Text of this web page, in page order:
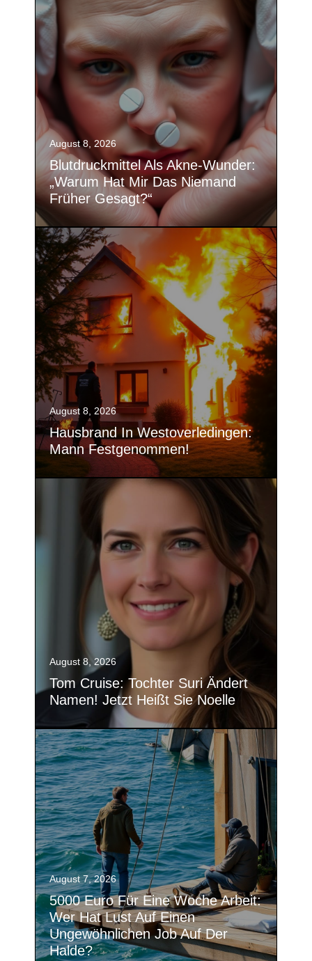
August 8, 2026
Blutdruckmittel Als Akne-Wunder:
„Warum Hat Mir Das Niemand
Früher Gesagt?“
August 8, 2026
Hausbrand In Westoverledingen:
Mann Festgenommen!
August 8, 2026
Tom Cruise: Tochter Suri Ändert
Namen! Jetzt Heißt Sie Noelle
August 7, 2026
5000 Euro Für Eine Woche Arbeit:
Wer Hat Lust Auf Einen
Ungewöhnlichen Job Auf Der
Halde?